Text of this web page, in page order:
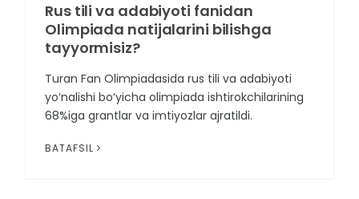
Rus tili va adabiyoti fanidan
Olimpiada natijalarini bilishga
tayyormisiz?
Turan Fan Olimpiadasida rus tili va adabiyoti
yo‘nalishi bo‘yicha olimpiada ishtirokchilarining
68%iga grantlar va imtiyozlar ajratildi.
BATAFSIL